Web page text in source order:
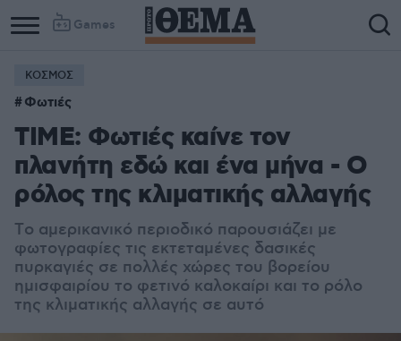
Games
ΚΟΣΜΟΣ
Φωτιές
TIME: Φωτιές καίνε τον
πλανήτη εδώ και ένα μήνα - Ο
ρόλος της κλιματικής αλλαγής
Tο αμερικανικό περιοδικό παρουσιάζει με
φωτογραφίες τις εκτεταμένες δασικές
πυρκαγιές σε πολλές χώρες του βορείου
ημισφαιρίου το φετινό καλοκαίρι και το ρόλο
της κλιματικής αλλαγής σε αυτό